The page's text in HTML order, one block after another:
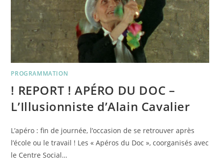
PROGRAMMATION
! REPORT ! APÉRO DU DOC –
L’Illusionniste d’Alain Cavalier
L’apéro : fin de journée, l’occasion de se retrouver après
l’école ou le travail ! Les « Apéros du Doc », coorganisés avec
le Centre Social…